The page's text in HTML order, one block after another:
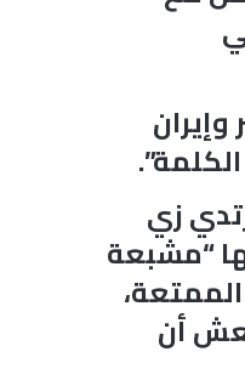
زي
“مشبعة
أن